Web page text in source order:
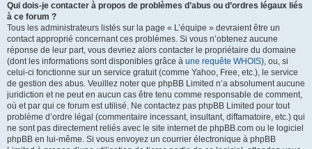
Qui dois-je contacter à propos de problèmes d’abus ou d’ordres légaux liés
à ce forum ?
Tous les administrateurs listés sur la page « L’équipe » devraient être un
contact approprié concernant ces problèmes. Si vous n’obtenez aucune
réponse de leur part, vous devriez alors contacter le propriétaire du domaine
(dont les informations sont disponibles grâce à une requête WHOIS), ou, si
celui-ci fonctionne sur un service gratuit (comme Yahoo, Free, etc.), le service
de gestion des abus. Veuillez noter que phpBB Limited n’a absolument aucune
juridiction et ne peut en aucun cas être tenu comme responsable de comment,
où et par qui ce forum est utilisé. Ne contactez pas phpBB Limited pour tout
problème d’ordre légal (commentaire incessant, insultant, diffamatoire, etc.) qui
ne sont pas directement reliés avec le site internet de phpBB.com ou le logiciel
phpBB en lui-même. Si vous envoyez un courrier électronique à phpBB